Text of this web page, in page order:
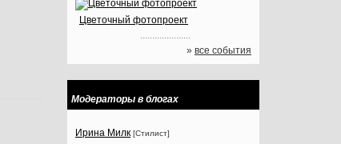
Цветочный фотопроект
.....................
» все события
Модераторы в блогах
Ирина Милк [Стилист]